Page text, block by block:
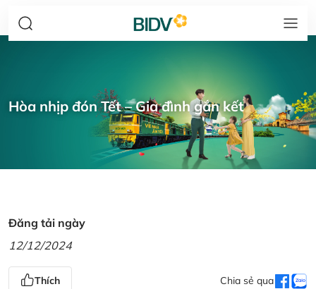
Hòa nhịp đón Tết – Gia đình gắn kết
Đăng tải ngày
12/12/2024
Thích Chia sẻ qua